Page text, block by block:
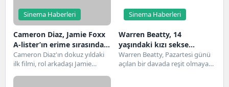
Sinema Haberleri
Cameron Diaz, Jamie Foxx
A-lister’ın erime sırasında
personeli işten çıkardığı
iddiasıyla kaos içinde film
çekiyor
Cameron Diaz'ın dokuz yıldaki
ilk filmi, rol arkadaşı Jamie
kaosa sürükleniyor.İçeriden
Sinema Haberleri
Warren Beatty, 14
yaşındaki kızı sekse
zorladığı iddiasıyla dava
açtı
Warren Beatty, Pazartesi günü
açılan bir davada reşit olmayan